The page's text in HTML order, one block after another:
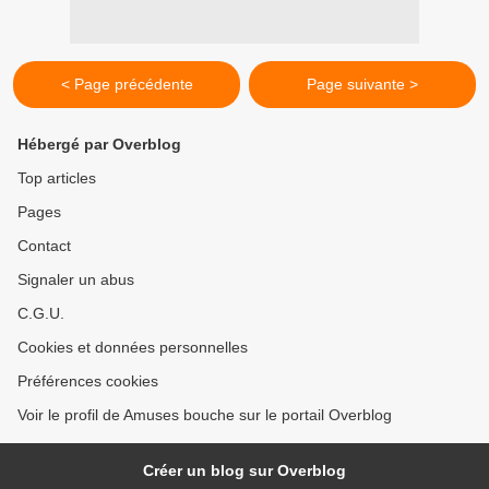
< Page précédente Page suivante >
Hébergé par Overblog
Top articles
Pages
Contact
Signaler un abus
C.G.U.
Cookies et données personnelles
Préférences cookies
Voir le profil de Amuses bouche sur le portail Overblog
Créer un blog sur Overblog